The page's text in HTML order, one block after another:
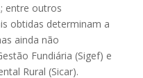
entre outros
obtidas determinam a
ainda não
Fundiária (Sigef) e
Rural (Sicar).